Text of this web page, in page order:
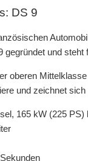
DS 9
und
oberen
und zeichnet
165 kW (225 PS)